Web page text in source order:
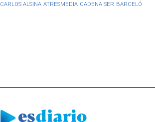
CARLOS ALSINA ATRESMEDIA CADENA SER BARCELÓ